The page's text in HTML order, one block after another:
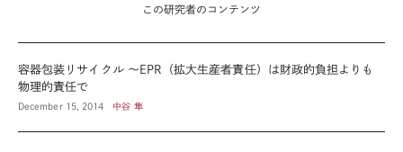
この研究者のコンテンツ
容器包装リサイクル ～EPR（拡大生産者責任）は財政的負担よりも
物理的責任で
December 15, 2014 中谷 隼